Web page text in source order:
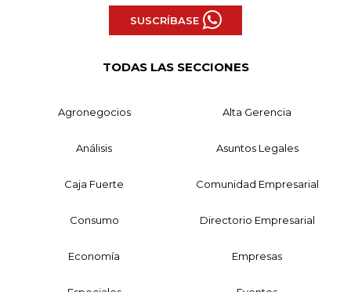
SUSCRÍBASE
TODAS LAS SECCIONES
Agronegocios Alta Gerencia
Análisis Asuntos Legales
Caja Fuerte Comunidad Empresarial
Consumo Directorio Empresarial
Economía Empresas